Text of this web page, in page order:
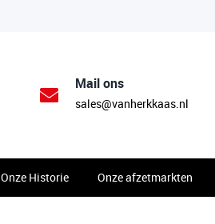
Mail ons
sales@vanherkkaas.nl
Onze Historie Onze afzetmarkten